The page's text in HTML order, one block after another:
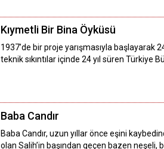
Kıymetli Bir Bina Öyküsü
1937’de bir proje yarışmasıyla başlayarak
teknik sıkıntılar içinde 24 yıl süren Türkiye
Baba Candır
Baba Candır, uzun yıllar önce eşini
olan Salih’in başından geçen bazen neşeli,